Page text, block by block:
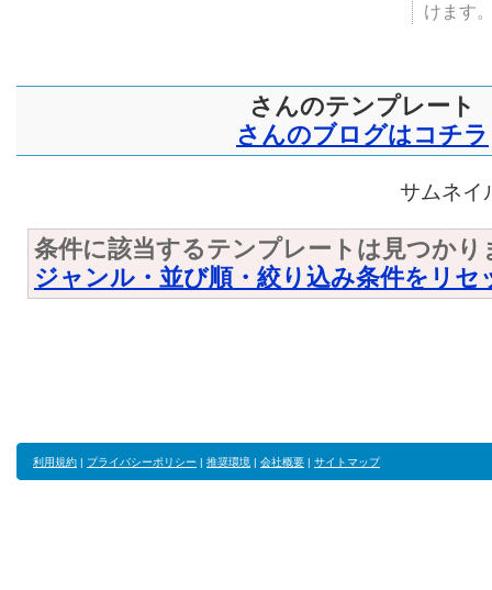
けます
さんのテンプレート
さんのブログはコチラ
サムネイ
条件に該当するテンプレートは見つかり
ジャンル・並び順・絞り込み条件をリセ
利用規約 | プライバシーポリシー | 推奨環境 | 会社概要 | サイトマップ